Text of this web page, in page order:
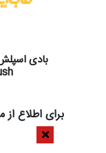
برای اطلاع